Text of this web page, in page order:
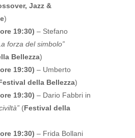
Jazz &
)
19:30) – Stefano
forza del simbolo”
Bellezza)
19:30) – Umberto
della Bellezza)
19:30) – Dario Fabbri in
(Festival della
19:30) – Frida Bollani